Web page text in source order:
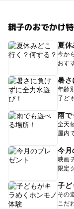
親子のおでかけ
夏休
今か
おす
暑さ
年齢
子ど
雨で
全天
屋内
今月
映画
限定
子ど
その
こだ